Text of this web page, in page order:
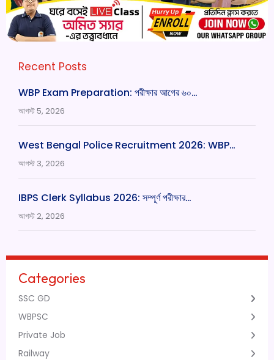
Recent Posts
WBP Exam Preparation: পরীক্ষার আগের ৬০…
আগস্ট 5, 2026
West Bengal Police Recruitment 2026: WBP…
আগস্ট 3, 2026
IBPS Clerk Syllabus 2026: সম্পূর্ণ পরীক্ষার…
আগস্ট 2, 2026
Categories
SSC GD
WBPSC
Private Job
Railway